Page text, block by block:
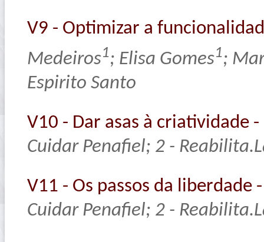
V9 - Optimizar a
Medeiros1; Elisa Gomes1;
Espirito Santo
V10 - Dar asas à criatividade -
Cuidar Penafiel; 2 -
V11 - Os passos da liberdade
Cuidar Penafiel; 2 -